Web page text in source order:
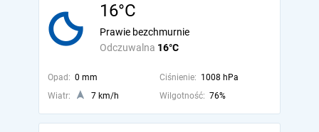
16°C
Odczuwalna 16°C
Prawie bezchmurnie
Opad: 0 mm Ciśnienie: 1008 hPa
Wiatr:
7 km/h Wilgotność: 76%